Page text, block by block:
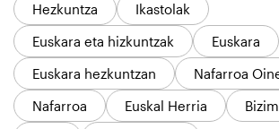
Hezkuntza
Ikastolak
Euskara eta hizkuntzak
Euskara
Euskara hezkuntzan
Nafarroa
Nafarroa
Euskal Herria